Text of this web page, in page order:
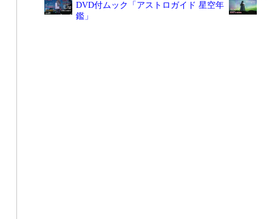
DVD付ムック「アストロガイド 星空年
鑑」